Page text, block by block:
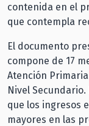
contenida en el
que contempla
El documento
compone de 17
Atención
Nivel
que los ingresos
mayores en las